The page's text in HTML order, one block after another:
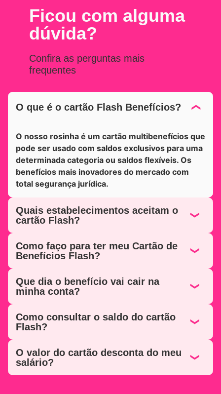
Ficou com alguma
dúvida?
Confira as perguntas mais
frequentes
O que é o cartão Flash Benefícios?
O nosso rosinha é um cartão multibenefícios que
pode ser usado com saldos exclusivos para uma
determinada categoria ou saldos flexíveis. Os
benefícios mais inovadores do mercado com
total segurança jurídica.
Quais estabelecimentos aceitam o
cartão Flash?
Como faço para ter meu Cartão de
Benefícios Flash?
Que dia o benefício vai cair na
minha conta?
Como consultar o saldo do cartão
Flash?
O valor do cartão desconta do meu
salário?